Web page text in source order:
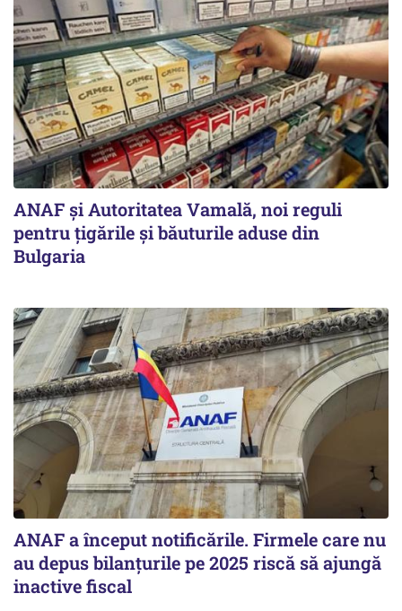
ANAF și Autoritatea Vamală, noi reguli
pentru țigările și băuturile aduse din
Bulgaria
ANAF a început notificările. Firmele care nu
au depus bilanțurile pe 2025 riscă să ajungă
inactive fiscal